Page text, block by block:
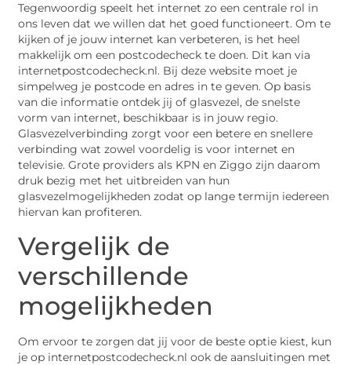
Tegenwoordig speelt het internet zo een centrale rol in
ons leven dat we willen dat het goed functioneert. Om te
kijken of je jouw internet kan verbeteren, is het heel
makkelijk om een postcodecheck te doen. Dit kan via
internetpostcodecheck.nl. Bij deze website moet je
simpelweg je postcode en adres in te geven. Op basis
van die informatie ontdek jij of glasvezel, de snelste
vorm van internet, beschikbaar is in jouw regio.
Glasvezelverbinding zorgt voor een betere en snellere
verbinding wat zowel voordelig is voor internet en
televisie. Grote providers als KPN en Ziggo zijn daarom
druk bezig met het uitbreiden van hun
glasvezelmogelijkheden zodat op lange termijn iedereen
hiervan kan profiteren.
Vergelijk de
verschillende
mogelijkheden
Om ervoor te zorgen dat jij voor de beste optie kiest, kun
je op internetpostcodecheck.nl ook de aansluitingen met